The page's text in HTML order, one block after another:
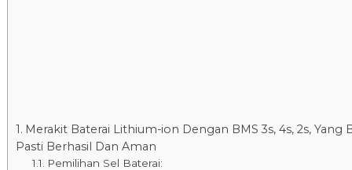
Merakit Baterai Lithium-ion Dengan BMS 3s, 4s, 2s, Yang
Pasti Berhasil Dan Aman
Pemilihan Sel Baterai: